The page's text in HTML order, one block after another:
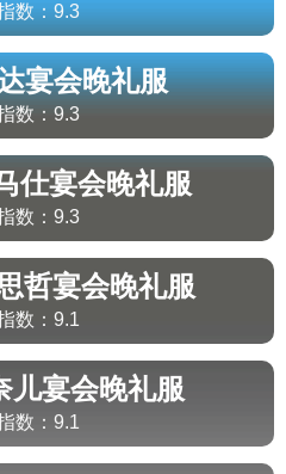
数： 9.3
宴会晚礼服
数： 9.3
仕宴会晚礼服
数： 9.3
哲宴会晚礼服
数： 9.1
儿宴会晚礼服
数： 9.1